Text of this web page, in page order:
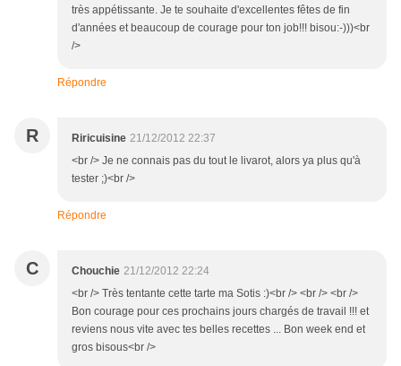
très appétissante. Je te souhaite d'excellentes fêtes de fin
d'années et beaucoup de courage pour ton job!!! bisou:-)))<br
/>
Répondre
R Riricuisine 21/12/2012 22:37
<br /> Je ne connais pas du tout le livarot, alors ya plus qu'à
tester ;)<br />
Répondre
C Chouchie 21/12/2012 22:24
<br /> Très tentante cette tarte ma Sotis :)<br /> <br /> <br />
Bon courage pour ces prochains jours chargés de travail !!! et
reviens nous vite avec tes belles recettes ... Bon week end et
gros bisous<br />